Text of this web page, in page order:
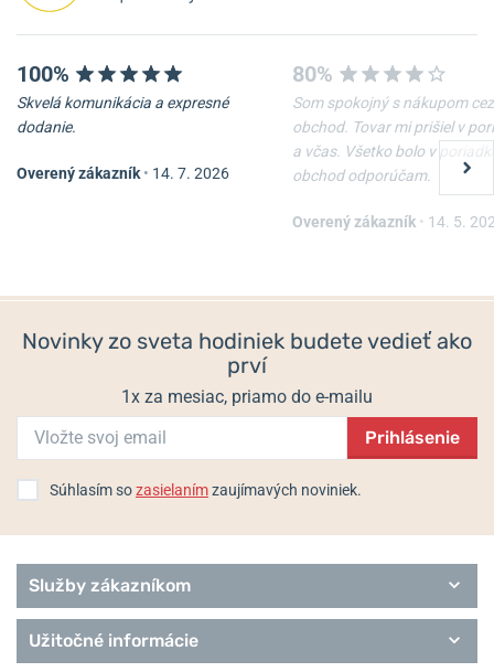
100%
Skvelá komunikácia a expresné
dodanie.
Overený zákazník • 14. 7. 2026
80%
Som spokojný s nákupom cez
obchod. Tovar mi prišiel v
a včas. Všetko bolo v
obchod odporúčam.
Overený zákazník • 14. 5.
Novinky zo sveta hodiniek budete vedieť ako
prví
1x za mesiac, priamo do e-mailu
Prihlásenie
Súhlasím sozasielanímzaujímavých noviniek.
Služby zákazníkom
Užitočné informácie